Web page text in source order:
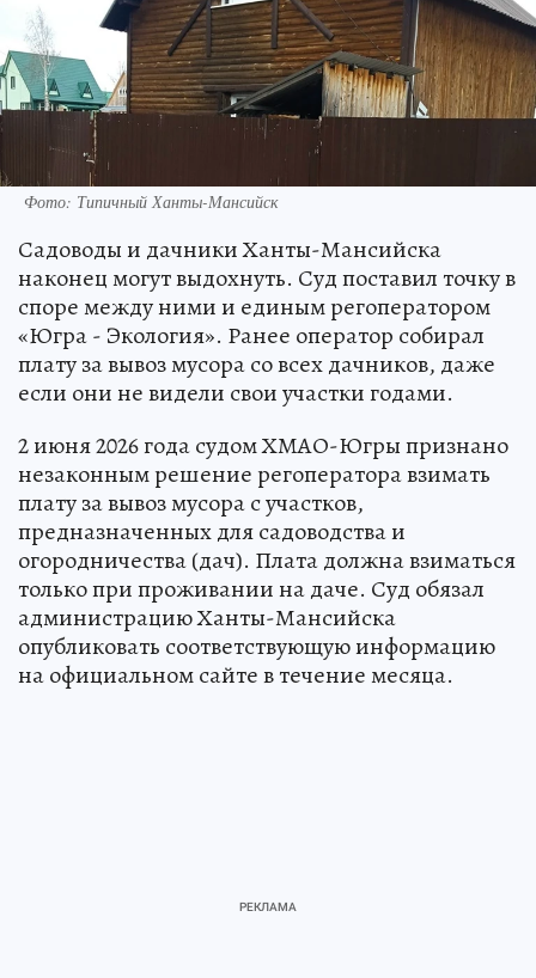
Фото: Типичный Ханты-Мансийск
Садоводы и дачники Ханты-Мансийска
наконец могут выдохнуть. Суд поставил точку в
споре между ними и единым регоператором
«Югра - Экология». Ранее оператор собирал
плату за вывоз мусора со всех дачников, даже
если они не видели свои участки годами.
2 июня 2026 года судом ХМАО-Югры признано
незаконным решение регоператора взимать
плату за вывоз мусора с участков,
предназначенных для садоводства и
огородничества (дач). Плата должна взиматься
только при проживании на даче. Суд обязал
администрацию Ханты-Мансийска
опубликовать соответствующую информацию
на официальном сайте в течение месяца.